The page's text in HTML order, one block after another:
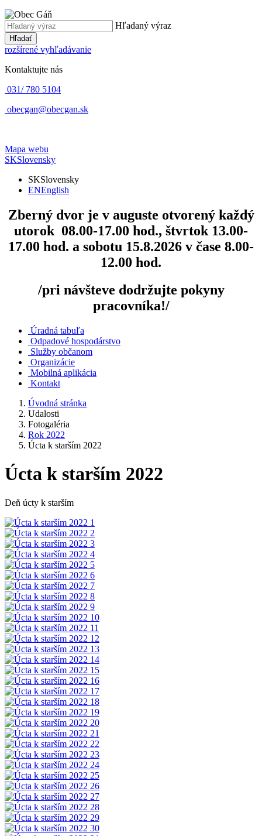
Hľadaný výraz
Hľadať
rozšírené vyhľadávanie
Kontaktujte nás
031/ 780 5104
obecgan@obecgan.sk
Mapa webu
SKSlovensky
SKSlovensky
ENEnglish
Zberný dvorje v auguste otvorený každý
utorok 08.00-17.00 hod., štvrtok 13.00-
17.00 hod. a sobotu 15.8.2026 v čase 8.00-
12.00 hod.
/pri návšteve dodržujte pokyny
pracovníka!/
Úradná tabuľa
Odpadové hospodárstvo
Služby občanom
Organizácie
Mobilná aplikácia
Kontakt
Úvodná stránka
Udalosti
Fotogaléria
Rok 2022
Úcta k starším 2022
Úcta k starším 2022
Deň úcty k starším